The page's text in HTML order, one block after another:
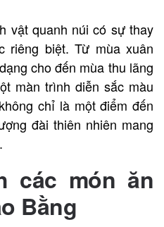
vật quanh núi có sự thay
riêng biệt. Từ mùa xuân
cho đến mùa thu lãng
màn trình diễn sắc màu
chỉ là một điểm đến
đài thiên nhiên mang
các món ăn
Bằng